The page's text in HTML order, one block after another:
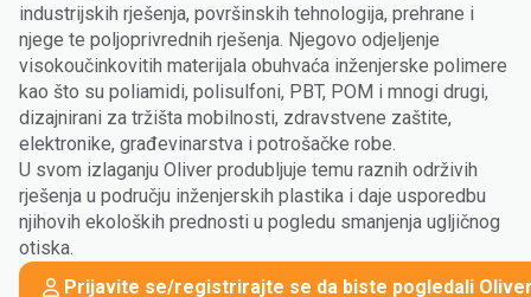
industrijskih rješenja, površinskih tehnologija, prehrane i
njege te poljoprivrednih rješenja. Njegovo odjeljenje
visokoučinkovitih materijala obuhvaća inženjerske polimere
kao što su poliamidi, polisulfoni, PBT, POM i mnogi drugi,
dizajnirani za tržišta mobilnosti, zdravstvene zaštite,
elektronike, građevinarstva i potrošačke robe.
U svom izlaganju Oliver produbljuje temu raznih održivih
rješenja u području inženjerskih plastika i daje usporedbu
njihovih ekoloških prednosti u pogledu smanjenja ugljičnog
otiska.
Prijavite se/registrirajte se da biste pogledali